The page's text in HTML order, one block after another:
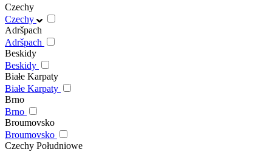
Czechy
Czechy
Adršpach
Adršpach
Beskidy
Beskidy
Białe Karpaty
Białe Karpaty
Brno
Brno
Broumovsko
Broumovsko
Czechy Południowe